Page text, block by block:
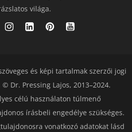
világa.
és képi tartalmak szerzői jogi
Dr. Pressing Lajos, 2013–2024.
célú használaton túlmenő
írásbeli engedélye szükséges.
vonatkozó adatokat lásd